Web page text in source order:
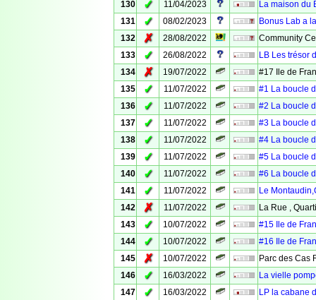
130 ✓ 11/04/2023
La maison du
131
✓ 08/02/2023
Bonus Lab a
132
✗ 28/08/2022
Community
133
✓ 26/08/2022
LB Les trésor
134
✗ 19/07/2022
#17 Ile de
135
✓ 11/07/2022
#1 La boucle
136
✓ 11/07/2022
#2 La boucle
137
✓ 11/07/2022
#3 La boucle
138
✓ 11/07/2022
#4 La boucle
139
✓ 11/07/2022
#5 La boucle
140
✓ 11/07/2022
#6 La boucle
141
✓ 11/07/2022
Le
142
✗ 11/07/2022
La Rue ,
143
✓ 10/07/2022
#15 Ile de
144
✓ 10/07/2022
#16 Ile de
145
✗ 10/07/2022
Parc des Cas
146
✓ 16/03/2022
La vielle
147
✓ 16/03/2022
LP la cabane